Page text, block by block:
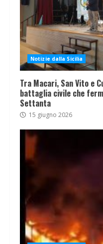
Notizie dalla Sicilia
Tra Macari, San Vito e
battaglia civile che
Settanta
15 giugno 2026